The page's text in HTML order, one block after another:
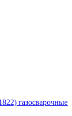
газосварочные